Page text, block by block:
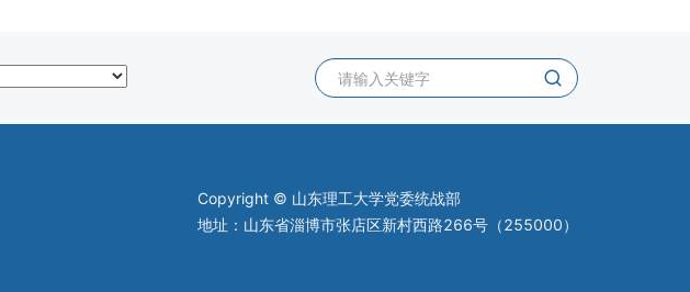
Copyright © 山东理工大学党委统战部
地址：山东省淄博市张店区新村西路266号（255000）